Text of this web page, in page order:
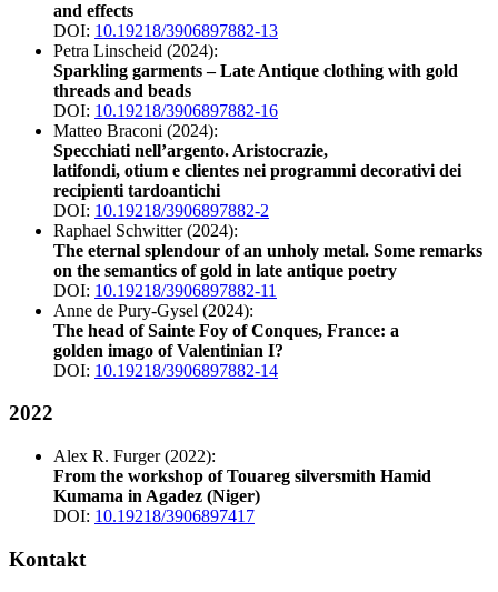
and effects
DOI: 10.19218/3906897882-13
Petra Linscheid (2024):
Sparkling garments – Late Antique clothing with gold
threads and beads
DOI: 10.19218/3906897882-16
Matteo Braconi (2024):
Specchiati nell’argento. Aristocrazie,
latifondi, otium e clientes nei programmi decorativi dei
recipienti tardoantichi
DOI: 10.19218/3906897882-2
Raphael Schwitter (2024):
The eternal splendour of an unholy metal. Some remarks
on the semantics of gold in late antique poetry
DOI: 10.19218/3906897882-11
Anne de Pury-Gysel (2024):
The head of Sainte Foy of Conques, France: a
golden imago of Valentinian I?
DOI: 10.19218/3906897882-14
2022
Alex R. Furger (2022):
From the workshop of Touareg silversmith Hamid
Kumama in Agadez (Niger)
DOI: 10.19218/3906897417
Kontakt